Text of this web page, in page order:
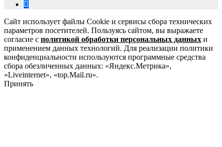
Сайт использует файлы Cookie и сервисы сбора технических
параметров посетителей. Пользуясь сайтом, вы выражаете
согласие с политикой обработки персональных данных и
применением данных технологий. Для реализации политики
конфиденциальности используются программные средства
сбора обезличенных данных: «Яндекс.Метрика»,
«Liveinternet», «top.Mail.ru».
Принять